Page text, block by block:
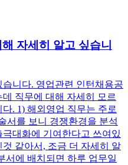
자세히 알고 싶습니
니다. 영업관련 인턴채용공
직무에 대해 자세히 모르
. 1) 해외영업 직무는 주로
서를 보니 경쟁환경을 분석
대화에 기여한다고 쓰여있
같아서, 조금 더 자세히 알
서에 배치되면 하루 업무일